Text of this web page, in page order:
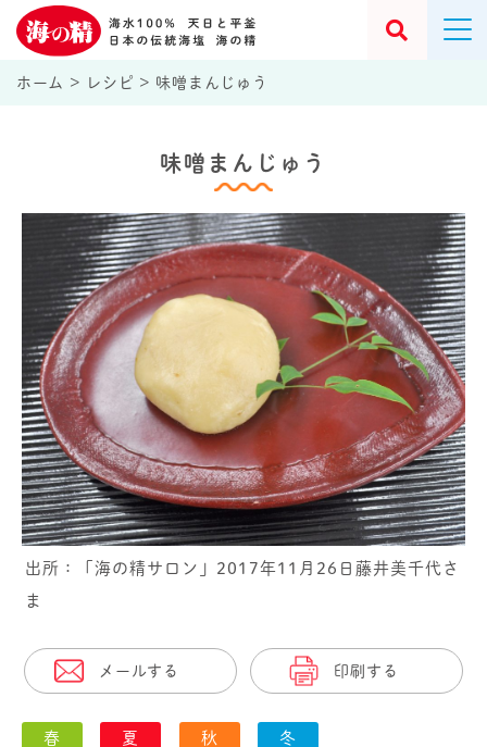
ホーム > レシピ > 味噌まんじゅう
味噌まんじゅう
出所：「海の精サロン」2017年11月26日藤井美千代さ
ま
メールする 印刷する
春 夏 秋 冬